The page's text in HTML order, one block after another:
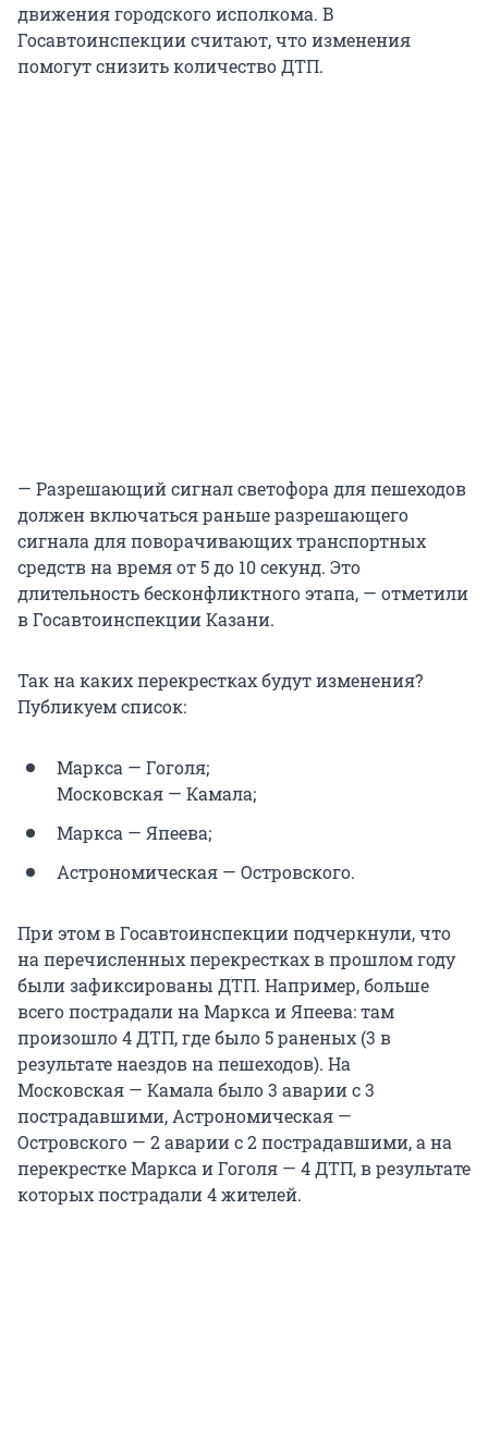
движения городского исполкома. В
Госавтоинспекции считают, что изменения
помогут снизить количество ДТП.
— Разрешающий сигнал светофора для пешеходов
должен включаться раньше разрешающего
сигнала для поворачивающих транспортных
средств на время от 5 до 10 секунд. Это
длительность бесконфликтного этапа, — отметили
в Госавтоинспекции Казани.
Так на каких перекрестках будут изменения?
Публикуем список:
Маркса — Гоголя;
Московская — Камала;
Маркса — Япеева;
Астрономическая — Островского.
При этом в Госавтоинспекции подчеркнули, что
на перечисленных перекрестках в прошлом году
были зафиксированы ДТП. Например, больше
всего пострадали на Маркса и Япеева: там
произошло 4 ДТП, где было 5 раненых (3 в
результате наездов на пешеходов). На
Московская — Камала было 3 аварии с 3
пострадавшими, Астрономическая —
Островского — 2 аварии с 2 пострадавшими, а на
перекрестке Маркса и Гоголя — 4 ДТП, в результате
которых пострадали 4 жителей.